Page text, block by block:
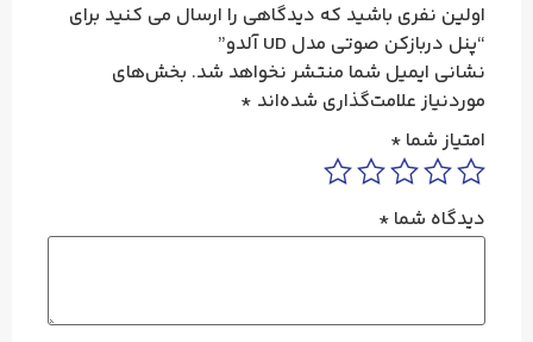
اولین نفری باشید که دیدگاهی را ارسال می کنید برای
“پنل دربازکن صوتی مدل UD آلدو”
نشانی ایمیل شما منتشر نخواهد شد. بخش‌های
موردنیاز علامت‌گذاری شده‌اند *
امتیاز شما *
دیدگاه شما *